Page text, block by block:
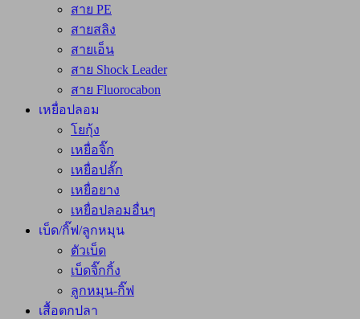
สาย PE
สายสลิง
สายเอ็น
สาย Shock Leader
สาย Fluorocabon
เหยื่อปลอม
โยกุ้ง
เหยื่อจิ๊ก
เหยื่อปลั๊ก
เหยื่อยาง
เหยื่อปลอมอื่นๆ
เบ็ด/กิ๊ฟ/ลูกหมุน
ตัวเบ็ด
เบ็ดจิ๊กกิ้ง
ลูกหมุน-กิ๊ฟ
เสื้อตกปลา